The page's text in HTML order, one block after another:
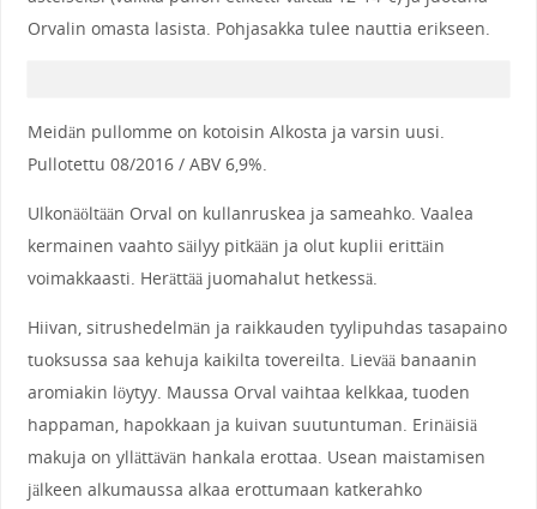
Orvalin omasta lasista. Pohjasakka tulee nauttia erikseen.
Meidän pullomme on kotoisin Alkosta ja varsin uusi.
Pullotettu 08/2016 / ABV 6,9%.
Ulkonäöltään Orval on kullanruskea ja sameahko. Vaalea
kermainen vaahto säilyy pitkään ja olut kuplii erittäin
voimakkaasti. Herättää juomahalut hetkessä.
Hiivan, sitrushedelmän ja raikkauden tyylipuhdas tasapaino
tuoksussa saa kehuja kaikilta tovereilta. Lievää banaanin
aromiakin löytyy. Maussa Orval vaihtaa kelkkaa, tuoden
happaman, hapokkaan ja kuivan suutuntuman. Erinäisiä
makuja on yllättävän hankala erottaa. Usean maistamisen
jälkeen alkumaussa alkaa erottumaan katkerahko